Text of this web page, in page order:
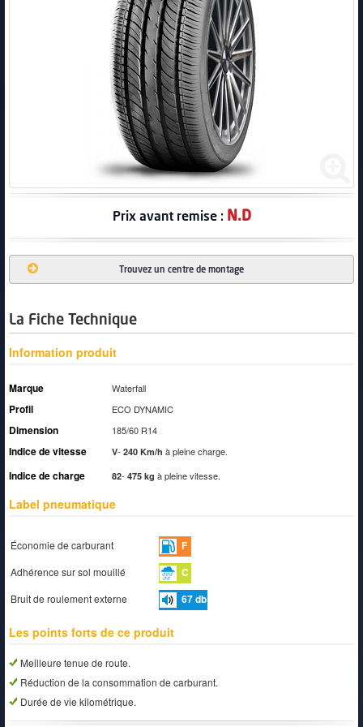
Prix avant remise : N.D
Trouvez un centre de montage
La Fiche Technique
Information produit
Marque Waterfall
Profil ECO DYNAMIC
Dimension 185/60 R14
Indice de vitesse V- 240 Km/h à pleine charge.
Indice de charge 82- 475 kg à pleine vitesse.
Label pneumatique
Économie de carburant F
Adhérence sur sol mouillé C
Bruit de roulement externe 67db
Les points forts de ce produit
Meilleure tenue de route.
Réduction de la consommation de carburant.
Durée de vie kilométrique.